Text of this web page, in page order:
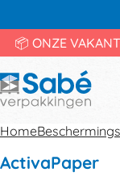
📦 ONZE
Home
ActivaPaper